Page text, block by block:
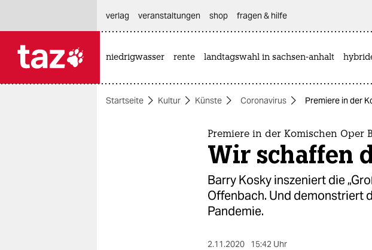
themen
verlag
veranstaltungen shop fragen & hilfe
niedrigwasser rente landtagswahl in sachsen-anhalt
Startseite Kultur Künste Coronavirus Premiere in der
Premiere in der Komischen Oper
Wir schaffen
Barry Kosky inszeniert die
Offenbach. Und demonstriert
Pandemie.
2.11.2020 15:42 Uhr